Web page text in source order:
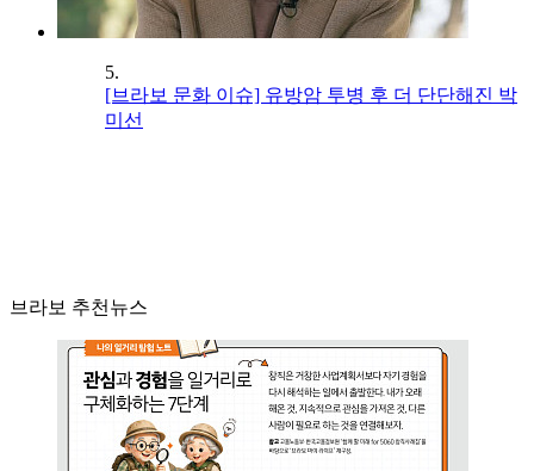
5.
[브라보 문화 이슈] 유방암 투병 후 더 단단해진 박
미선
브라보 추천뉴스